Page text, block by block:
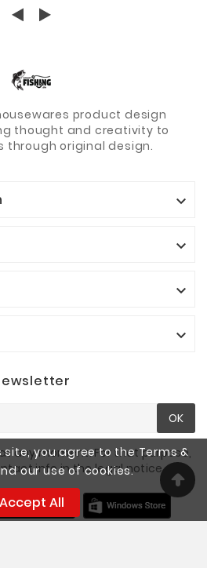
you agree to the Terms &
our use of cookies.
Accept All
product design
thought and creativity to
through original design.




OK
any moment. For that purpose,
info in the legal notice.